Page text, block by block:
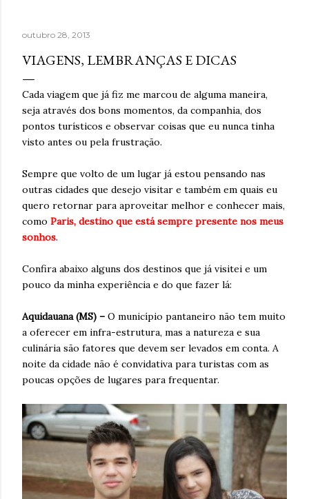
ansiedade. Estaria mentindo se dissesse que estava
completamente livre do risco de recaída, ninguém estava,
mas estava feliz pelo dia finalmente ter chegado. Então,
ansiedade, aprendera que o cigarro não era a resposta.
Pelo contrário, que criava mais problemas. Um ano
acreditando em si mesmo e confiando no processo. Um
ano sem fumar cigarro. Um ano. *Ben Oliveira é escritor,
outubro 28, 2013
VIAGENS, LEMBRANÇAS E DICAS
Cada viagem que já fiz me marcou de alguma maneira,
seja através dos bons momentos, da companhia, dos
pontos turísticos e observar coisas que eu nunca tinha
visto antes ou pela frustração.
Sempre que volto de um lugar já estou pensando nas
outras cidades que desejo visitar e também em quais eu
quero retornar para aproveitar melhor e conhecer mais,
como Paris, destino que está sempre presente nos meus
sonhos.
Confira abaixo alguns dos destinos que já visitei e um
pouco da minha experiência e do que fazer lá:
Aquidauana (MS) – O município pantaneiro não tem muito
a oferecer em infra-estrutura, mas a natureza e sua
culinária são fatores que devem ser levados em conta. A
noite da cidade não é convidativa para turistas com as
poucas opções de lugares para frequentar.